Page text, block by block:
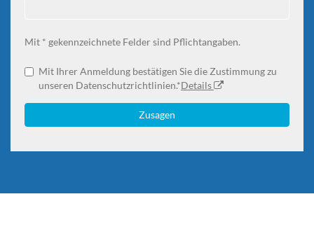
Mit * gekennzeichnete Felder sind Pflichtangaben.
Mit Ihrer Anmeldung bestätigen Sie die Zustimmung zu
unseren Datenschutzrichtlinien.*Details
Zusagen